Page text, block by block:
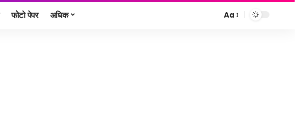
फोटो पेपर अधिक
Font
Aa